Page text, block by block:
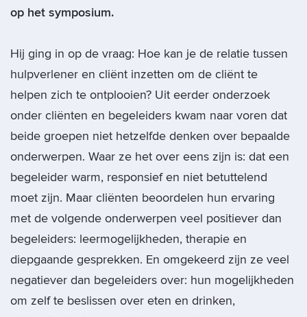
op het symposium.
Hij ging in op de vraag: Hoe kan je de relatie tussen
hulpverlener en cliënt inzetten om de cliënt te
helpen zich te ontplooien? Uit eerder onderzoek
onder cliënten en begeleiders kwam naar voren dat
beide groepen niet hetzelfde denken over bepaalde
onderwerpen. Waar ze het over eens zijn is: dat een
begeleider warm, responsief en niet betuttelend
moet zijn. Maar cliënten beoordelen hun ervaring
met de volgende onderwerpen veel positiever dan
begeleiders: leermogelijkheden, therapie en
diepgaande gesprekken. En omgekeerd zijn ze veel
negatiever dan begeleiders over: hun mogelijkheden
om zelf te beslissen over eten en drinken,